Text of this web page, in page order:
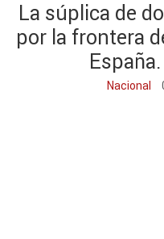
La súplica de
por la frontera
Nacional